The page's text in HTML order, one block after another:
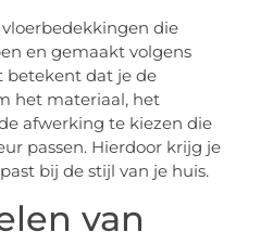
die
en gemaakt volgens
betekent dat je de
het materiaal, het
afwerking te kiezen die
passen. Hierdoor krijg je
bij de stijl van je huis.
van